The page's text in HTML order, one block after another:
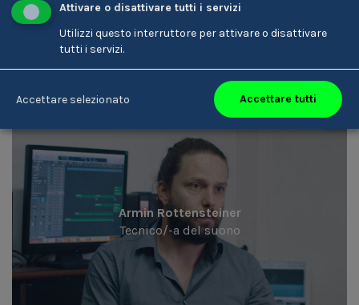
Armin Rottensteiner
Tecnico/-a del suono
Attivare o disattivare tutti i servizi
Utilizzi questo interruttore per attivare o disattivare
tutti i servizi.
Accettare selezionato Accettare tutti